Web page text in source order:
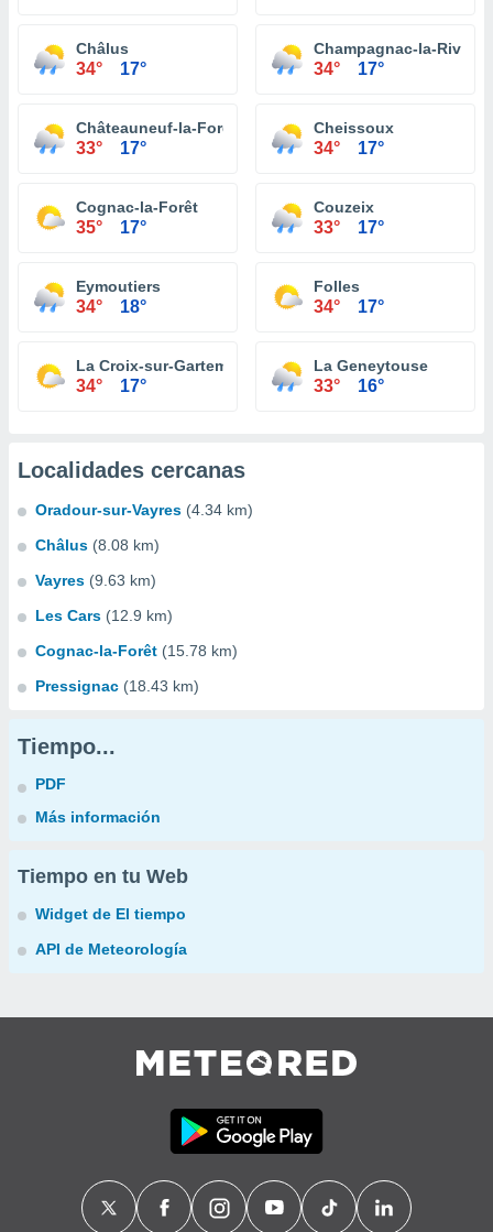
Châlus
34° 17°
Champagnac-la-Rivière
34° 17°
Châteauneuf-la-Forêt
33° 17°
Cheissoux
34° 17°
Cognac-la-Forêt
35° 17°
Couzeix
33° 17°
Eymoutiers
34° 18°
Folles
34° 17°
La Croix-sur-Gartempe
34° 17°
La Geneytouse
33° 16°
Localidades cercanas
Oradour-sur-Vayres (4.34 km)
Châlus (8.08 km)
Vayres (9.63 km)
Les Cars (12.9 km)
Cognac-la-Forêt (15.78 km)
Pressignac (18.43 km)
Tiempo...
PDF
Más información
Tiempo en tu Web
Widget de El tiempo
API de Meteorología